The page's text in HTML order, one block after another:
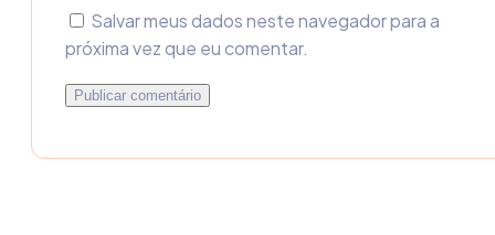
Salvar meus dados neste navegador para a
próxima vez que eu comentar.